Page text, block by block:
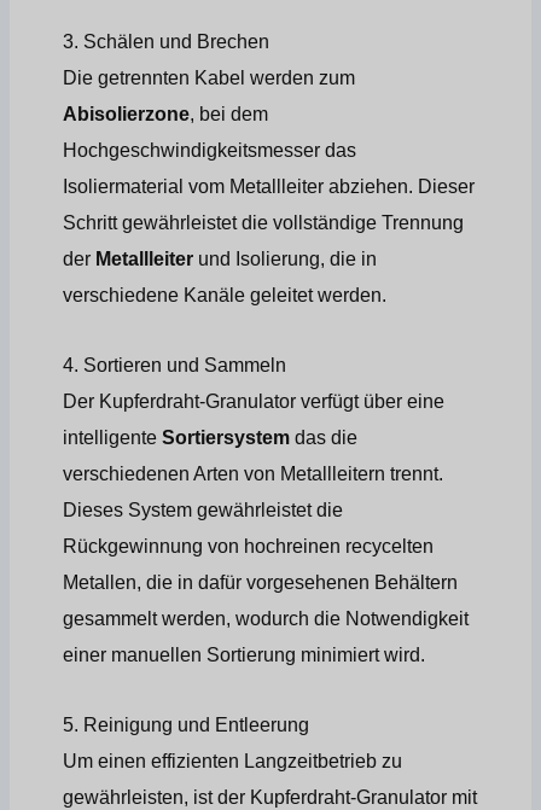
3. Schälen und Brechen
Die getrennten Kabel werden zum
Abisolierzone, bei dem
Hochgeschwindigkeitsmesser das
Isoliermaterial vom Metallleiter abziehen. Dieser
Schritt gewährleistet die vollständige Trennung
der Metallleiter und Isolierung, die in
verschiedene Kanäle geleitet werden.
4. Sortieren und Sammeln
Der Kupferdraht-Granulator verfügt über eine
intelligenteSortiersystem das die
verschiedenen Arten von Metallleitern trennt.
Dieses System gewährleistet die
Rückgewinnung von hochreinen recycelten
Metallen, die in dafür vorgesehenen Behältern
gesammelt werden, wodurch die Notwendigkeit
einer manuellen Sortierung minimiert wird.
5. Reinigung und Entleerung
Um einen effizienten Langzeitbetrieb zu
gewährleisten, ist der Kupferdraht-Granulator mit